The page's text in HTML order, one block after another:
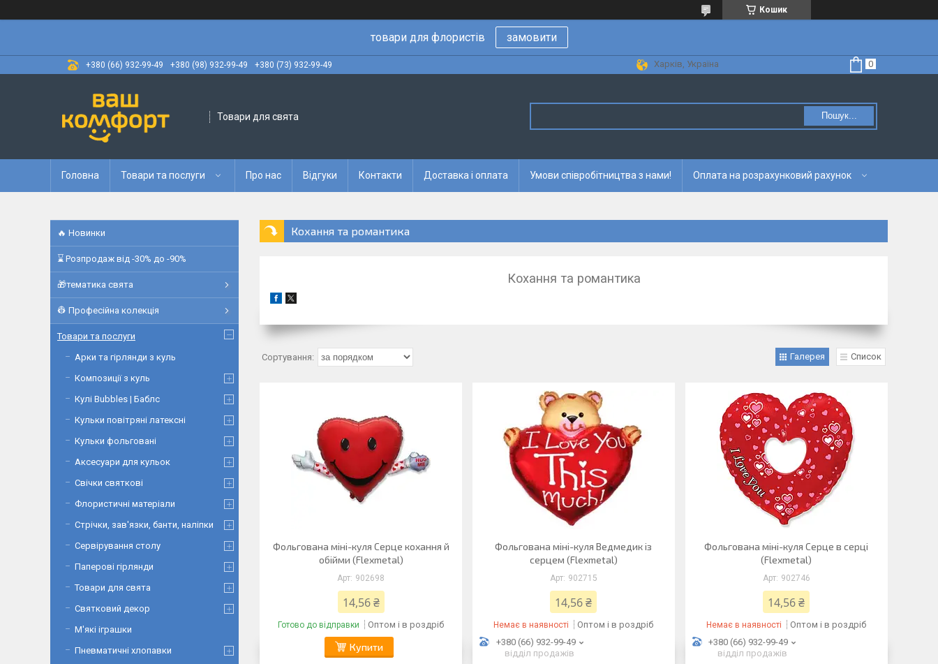
Кошик
товари для флористів замовити
+380 (66) 932-99-49 +380 (98) 932-99-49 +380 (73) 932-99-49 Харків, Україна
Товари для свята Пошук...
Головна Товари та послуги Про нас Відгуки Контакти Доставка і оплата Умови співробітництва з нами! Оплата на розрахунковий рахунок
Кохання та романтика
Кохання та романтика
Галерея Список
Фольгована міні-куля Серце кохання й
обійми (Flexmetal)
902698
14,56 ₴
Готово до відправки Оптом і в роздріб
Купити
Фольгована міні-куля Ведмедик із
серцем (Flexmetal)
902715
14,56 ₴
Немає в наявності
Оптом і в роздріб
+380 (66) 932-99-49
відділ продажів
Фольгована міні-куля Серце в серці
(Flexmetal)
902746
14,56 ₴
Немає в наявності
Оптом і в роздріб
+380 (66) 932-99-49
відділ продажів
🔥 Новинки
⌛ Розпродаж від -30% до -90%
🎁тематика свята
👷 Професійна колекція
Товари та послуги
Арки та гірлянди з куль
Композиції з куль
Кулі Bubbles | Баблс
Кульки повітряні латексні
Кульки фольговані
Аксесуари для кульок
Свічки святкові
Флористичні матеріали
Стрічки, зав'язки, банти, наліпки
Сервірування столу
Паперові гірлянди
Товари для свята
Святковий декор
М'які іграшки
Пневматичні хлопавки